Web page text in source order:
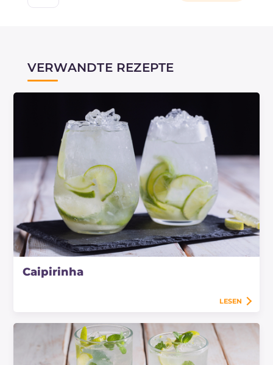
VERWANDTE REZEPTE
Caipirinha
LESEN